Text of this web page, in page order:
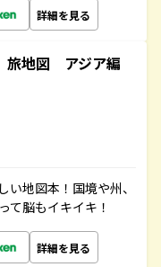
詳細を見る
旅地図 アジア編
地図本！国境や州、
て脳もイキイキ！
詳細を見る